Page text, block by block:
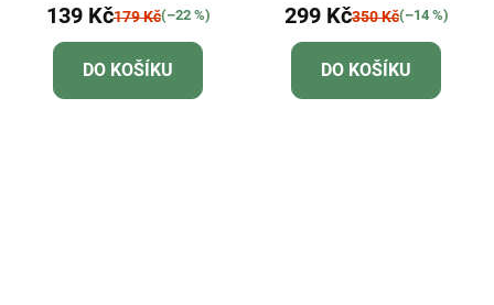
139 Kč179 Kč(–22 %)
DO KOŠÍKU
299 Kč350 Kč(–14 %)
DO KOŠÍKU